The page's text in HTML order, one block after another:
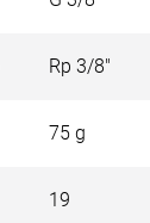
Rp 3/8"
75 g
19